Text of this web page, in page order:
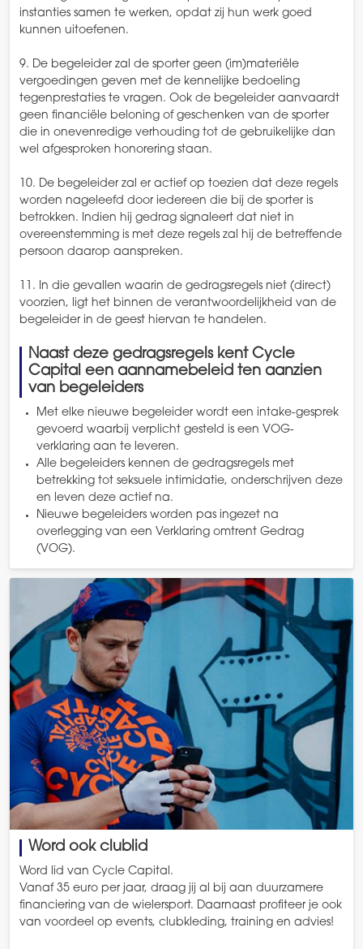
instanties samen te werken, opdat zij hun werk goed
kunnen uitoefenen.
9. De begeleider zal de sporter geen (im)materiële
vergoedingen geven met de kennelijke bedoeling
tegenprestaties te vragen. Ook de begeleider aanvaardt
geen financiële beloning of geschenken van de sporter
die in onevenredige verhouding tot de gebruikelijke dan
wel afgesproken honorering staan.
10. De begeleider zal er actief op toezien dat deze regels
worden nageleefd door iedereen die bij de sporter is
betrokken. Indien hij gedrag signaleert dat niet in
overeenstemming is met deze regels zal hij de betreffende
persoon daarop aanspreken.
11. In die gevallen waarin de gedragsregels niet (direct)
voorzien, ligt het binnen de verantwoordelijkheid van de
begeleider in de geest hiervan te handelen.
Naast deze gedragsregels kent Cycle
Capital een aannamebeleid ten aanzien
van begeleiders
Met elke nieuwe begeleider wordt een intake-gesprek
gevoerd waarbij verplicht gesteld is een VOG-
verklaring aan te leveren.
Alle begeleiders kennen de gedragsregels met
betrekking tot seksuele intimidatie, onderschrijven deze
en leven deze actief na.
Nieuwe begeleiders worden pas ingezet na
overlegging van een Verklaring omtrent Gedrag
(VOG).
Word ook clublid
Word lid van Cycle Capital.
Vanaf 35 euro per jaar, draag jij al bij aan duurzamere
financiering van de wielersport. Daarnaast profiteer je ook
van voordeel op events, clubkleding, training en advies!